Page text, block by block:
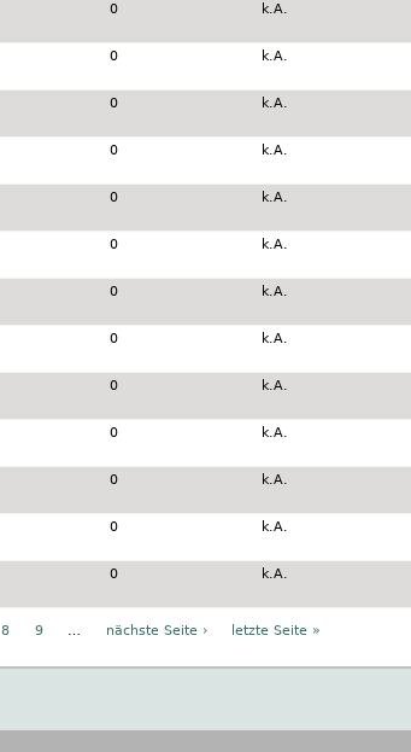
0 k.A.
0 k.A.
0 k.A.
0 k.A.
0 k.A.
0 k.A.
0 k.A.
0 k.A.
0 k.A.
0 k.A.
0 k.A.
0 k.A.
0 k.A.
8 9 … nächste Seite › letzte Seite »